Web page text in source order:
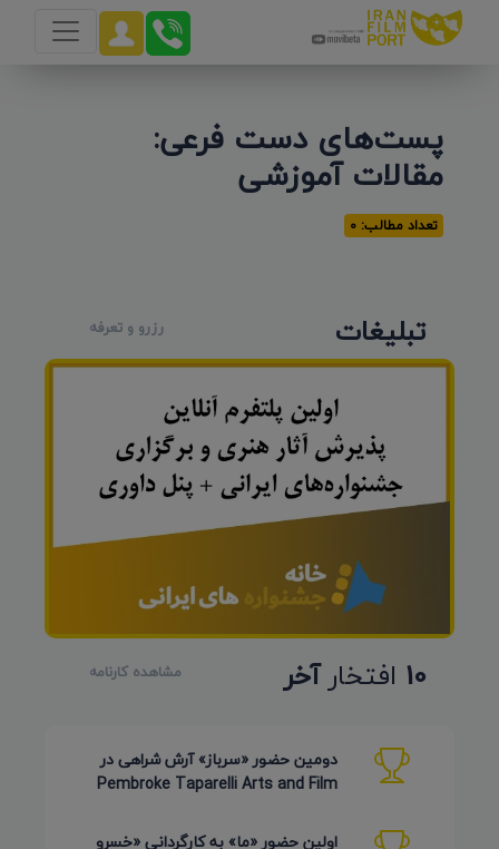
پست‌های دست فرعی:
مقالات آموزشی
تعداد مطالب: 0
تبلیغات رزرو و تعرفه
10 افتخارآخر مشاهده کارنامه
دومین حضور «سرباز» آرش شراهی در
Pembroke Taparelli Arts and Film
اولین حضور «ما» به کارگردانی «خسرو